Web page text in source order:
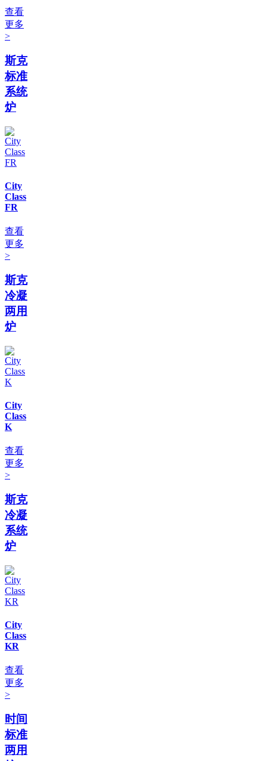
查看
更多
>
斯克
标准
系统
炉
City
Class
FR
查看
更多
>
斯克
冷凝
两用
炉
City
Class
K
查看
更多
>
斯克
冷凝
系统
炉
City
Class
KR
查看
更多
>
时间
标准
两用